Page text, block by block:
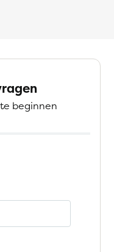
beginnen